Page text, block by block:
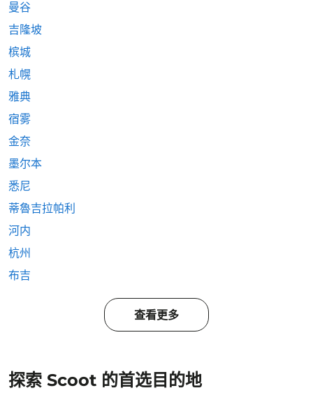
曼谷
吉隆坡
槟城
札幌
雅典
宿雾
金奈
墨尔本
悉尼
蒂魯吉拉帕利
河内
杭州
布吉
查看更多
探索 Scoot 的首选目的地